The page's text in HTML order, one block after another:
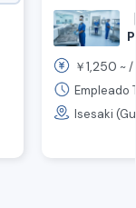
￥1,250 ~ /
Empleado
Isesaki